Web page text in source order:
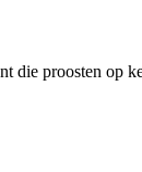
die proosten op